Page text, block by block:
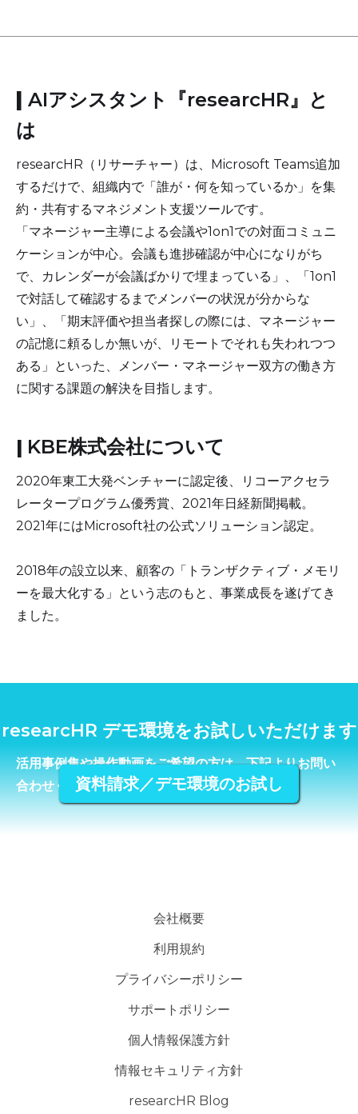
AIアシスタント『researcHR』と
は
researcHR（リサーチャー）は、Microsoft Teams追加
するだけで、組織内で「誰が・何を知っているか」を集
約・共有するマネジメント支援ツールです。
「マネージャー主導による会議や1on1での対面コミュニ
ケーションが中心。会議も進捗確認が中心になりがち
で、カレンダーが会議ばかりで埋まっている」、「1on1
で対話して確認するまでメンバーの状況が分からな
い」、「期末評価や担当者探しの際には、マネージャー
の記憶に頼るしか無いが、リモートでそれも失われつつ
ある」といった、メンバー・マネージャー双方の働き方
に関する課題の解決を目指します。
| KBE株式会社について
2020年東工大発ベンチャーに認定後、リコーアクセラ
レータープログラム優秀賞、2021年日経新聞掲載。
2021年にはMicrosoft社の公式ソリューション認定。
2018年の設立以来、顧客の「トランザクティブ・メモリ
ーを最大化する」という志のもと、事業成長を遂げてき
ました。
researcHR デモ環境をお試しいただけます
活用事例集や操作動画をご希望の方は、下記よりお問い
合わせください。資料請求／デモ環境のお試し
会社概要
利用規約
プライバシーポリシー
サポートポリシー
個人情報保護方針
情報セキュリティ方針
researcHR Blog